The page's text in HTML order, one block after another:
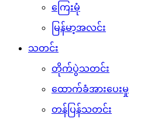
ကြေးမုံ
မြန်မာ့အလင်း
သတင်း
တိုက်ပွဲသတင်း
ထောက်ခံအားပေးမှု
တန်ပြန်သတင်း